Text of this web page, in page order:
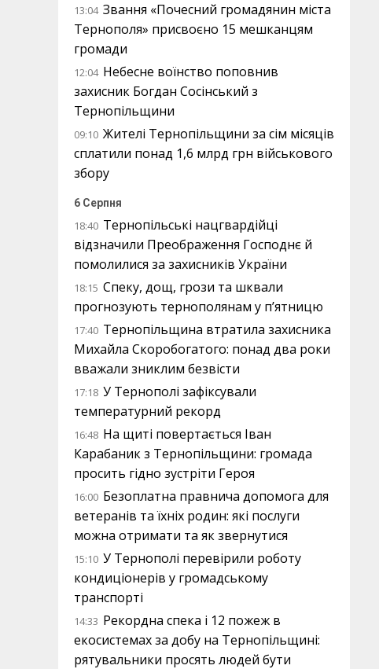
13:04 Звання «Почесний громадянин міста
Тернополя» присвоєно 15 мешканцям
громади
12:04 Небесне воїнство поповнив
захисник Богдан Сосінський з
Тернопільщини
09:10 Жителі Тернопільщини за сім місяців
сплатили понад 1,6 млрд грн військового
збору
6 Серпня
18:40 Тернопільські нацгвардійці
відзначили Преображення Господнє й
помолилися за захисників України
18:15 Спеку, дощ, грози та шквали
прогнозують тернополянам у п’ятницю
17:40 Тернопільщина втратила захисника
Михайла Скоробогатого: понад два роки
вважали зниклим безвісти
17:18 У Тернополі зафіксували
температурний рекорд
16:48 На щиті повертається Іван
Карабаник з Тернопільщини: громада
просить гідно зустріти Героя
16:00 Безоплатна правнича допомога для
ветеранів та їхніх родин: які послуги
можна отримати та як звернутися
15:10 У Тернополі перевірили роботу
кондиціонерів у громадському
транспорті
14:33 Рекордна спека і 12 пожеж в
екосистемах за добу на Тернопільщині:
рятувальники просять людей бути